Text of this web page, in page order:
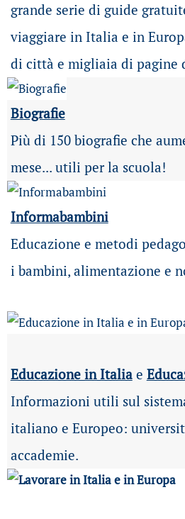
grande serie di guide
viaggiare in Italia e in
di città e migliaia di pagine
Biografie
Più di 150 biografie che
mese... utili per la scuola!
Informabambini
Educazione e metodi
i bambini, alimentazione e
Educazione in Italiae
Informazioni utili sul
italiano e Europeo:
accademie.